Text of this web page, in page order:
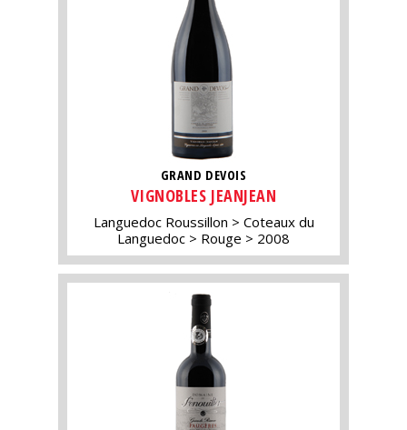
GRAND DEVOIS
VIGNOBLES JEANJEAN
Languedoc Roussillon
Coteaux du
Languedoc
Rouge 2008